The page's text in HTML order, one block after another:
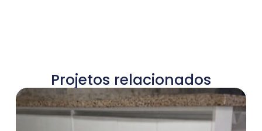
Projetos relacionados